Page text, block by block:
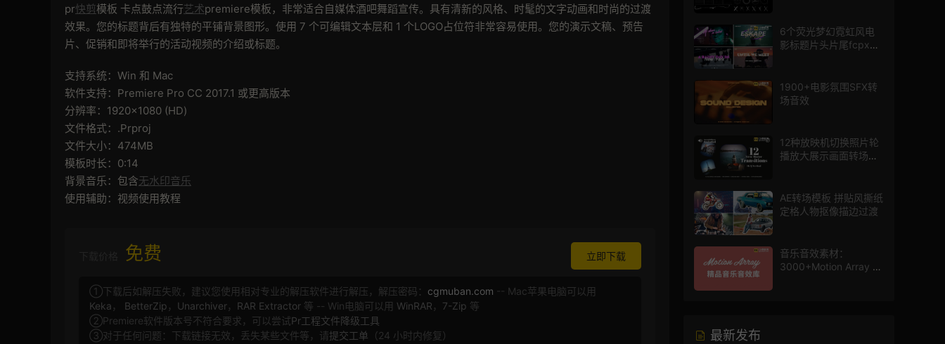
pr快剪模板 卡点鼓点流行艺术premiere模板，非常适合自媒体酒吧舞蹈宣传。具有清新的风格、时髦的文字动画和时尚的过渡
效果。您的标题背后有独特的平铺背景图形。使用 7 个可编辑文本层和 1 个LOGO占位符非常容易使用。您的演示文稿、预告
片、促销和即将举行的活动视频的介绍或标题。
支持系统：Win 和 Mac
软件支持：Premiere Pro CC 2017.1 或更高版本
分辨率：1920×1080 (HD)
文件格式：.Prproj
文件大小：474MB
模板时长：0:14
背景音乐：包含无水印音乐
使用辅助：视频使用教程
免费 立即下载
①下载后如解压失败，建议您使用相对专业的解压软件进行解压，解压密码： cgmuban.com -- Mac苹果电脑可以用
Keka ， BetterZip ， Unarchiver， RAR Extractor 等 -- Win电脑可以用 WinRAR ， 7-Zip 等
②Premiere软件版本号不符合要求，可以尝试Pr工程文件降级工具
③对于任何问题：下载链接无效，丢失某些文件等，请提交工单 （24 小时内修复）
6个荧光梦幻霓虹风电
影标题片头片尾fcpx插
1900+电影氛围SFX转
场音效
12种放映机切换照片轮
播放大展示画面转场动
AE转场模板 拼贴风撕纸
定格人物抠像描边过渡
音乐音效素材：
3000+Motion Array 影
最新发布